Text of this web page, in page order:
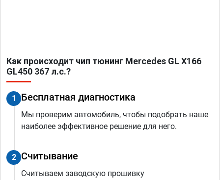
Как происходит чип тюнинг Mercedes GL X166
GL450 367 л.с.?
1 Бесплатная диагностика
Мы проверим автомобиль, чтобы подобрать наше
наиболее эффективное решение для него.
2 Считывание
Считываем заводскую прошивку